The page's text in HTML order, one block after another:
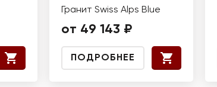
Гранит Swiss Alps Blue
от 49 143 ₽
ПОДРОБНЕЕ